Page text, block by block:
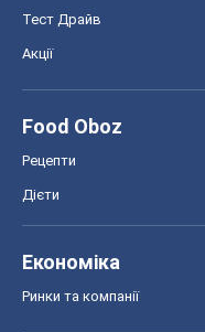
Тест Драйв
Акції
Food Oboz
Рецепти
Дієти
Економіка
Ринки та компанії